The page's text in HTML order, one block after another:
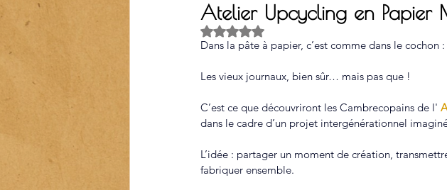
Atelier Upcycling en Papier
Noté NaN étoiles sur 5.
Dans la pâte à papier, c’est comme dans le cochon
Les vieux journaux, bien sûr… mais pas que !
C’est ce que découvriront les Cambrecopains de l'
dans le cadre d’un projet intergénérationnel
L’idée : partager un moment de création,
fabriquer ensemble.